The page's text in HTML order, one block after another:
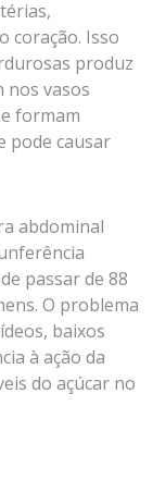
coração. Isso
produz
nos vasos
formam
pode causar
abdominal
passar de 88
O problema
baixos
à ação da
do açúcar no